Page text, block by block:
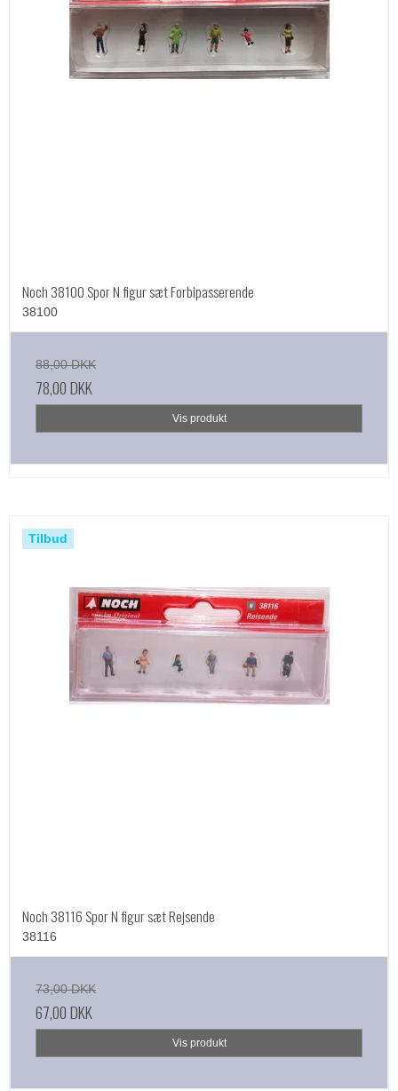
Noch 38100 Spor N figur sæt Forbipasserende
38100
88,00 DKK
78,00 DKK
Vis produkt
Tilbud
Noch 38116 Spor N figur sæt Rejsende
38116
73,00 DKK
67,00 DKK
Vis produkt